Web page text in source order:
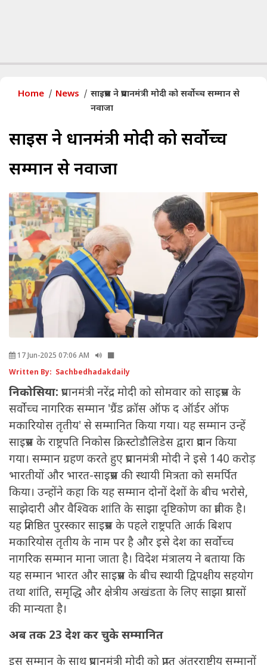
Home News
साइप्रस ने प्रधानमंत्री मोदी को सर्वोच्च सम्मान से
नवाजा
साइप्रस ने प्रधानमंत्री मोदी को सर्वोच्च
सम्मान से नवाजा
17 Jun-2025 07:06 AM
Written By: Sachbedhadakdaily
निकोसिया: प्रधानमंत्री नरेंद्र मोदी को सोमवार को साइप्रस के
सर्वोच्च नागरिक सम्मान 'ग्रैंड क्रॉस ऑफ द ऑर्डर ऑफ
मकारियोस तृतीय' से सम्मानित किया गया। यह सम्मान उन्हें
साइप्रस के राष्ट्रपति निकोस क्रिस्टोडौलिडेस द्वारा प्रदान किया
गया। सम्मान ग्रहण करते हुए प्रधानमंत्री मोदी ने इसे 140 करोड़
भारतीयों और भारत-साइप्रस की स्थायी मित्रता को समर्पित
किया। उन्होंने कहा कि यह सम्मान दोनों देशों के बीच भरोसे,
साझेदारी और वैश्विक शांति के साझा दृष्टिकोण का प्रतीक है।
यह प्रतिष्ठित पुरस्कार साइप्रस के पहले राष्ट्रपति आर्क बिशप
मकारियोस तृतीय के नाम पर है और इसे देश का सर्वोच्च
नागरिक सम्मान माना जाता है। विदेश मंत्रालय ने बताया कि
यह सम्मान भारत और साइप्रस के बीच स्थायी द्विपक्षीय सहयोग
तथा शांति, समृद्धि और क्षेत्रीय अखंडता के लिए साझा प्रयासों
की मान्यता है।
अब तक 23 देश कर चुके सम्मानित
इस सम्मान के साथ प्रधानमंत्री मोदी को प्राप्त अंतरराष्ट्रीय सम्मानों